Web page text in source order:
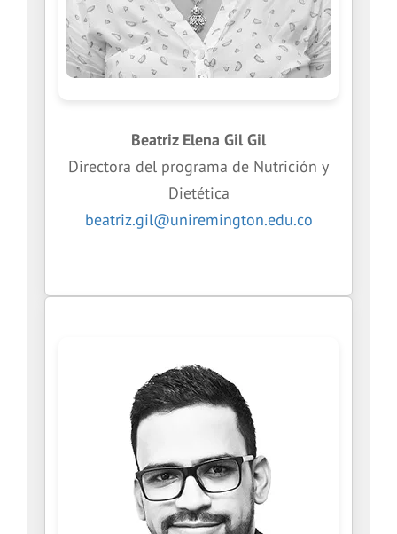
Beatriz Elena Gil Gil
Directora del programa de Nutrición y
Dietética
beatriz.gil@uniremington.edu.co